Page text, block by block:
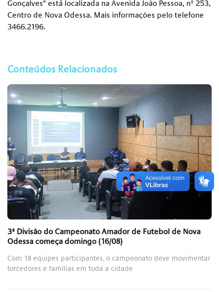
Gonçalves" está localizada na Avenida João Pessoa, nº 253,
Centro de Nova Odessa. Mais informações pelo telefone
3466.2196.
Conteúdos Relacionados
3ª Divisão do Campeonato Amador de Futebol de Nova
Odessa começa domingo (16/08)
Com 18 equipes participantes, o campeonato deve movimentar
torcedores e famílias em toda a cidade